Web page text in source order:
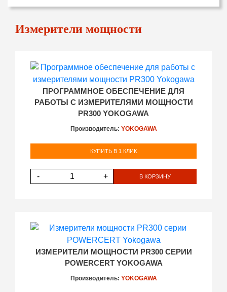
Измерители мощности
ПРОГРАММНОЕ ОБЕСПЕЧЕНИЕ ДЛЯ
РАБОТЫ С ИЗМЕРИТЕЛЯМИ МОЩНОСТИ
PR300 YOKOGAWA
Производитель: YOKOGAWA
КУПИТЬ В 1 КЛИК
- + В КОРЗИНУ
ИЗМЕРИТЕЛИ МОЩНОСТИ PR300 СЕРИИ
POWERCERT YOKOGAWA
Производитель: YOKOGAWA